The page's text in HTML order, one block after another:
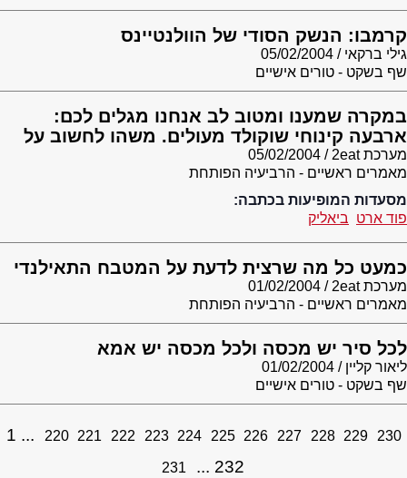
קרמבו: הנשק הסודי של הוולנטיינס
גילי ברקאי
05/02/2004
שף בשקט - טורים אישיים
במקרה שמענו ומטוב לב אנחנו מגלים לכם:
ארבעה קינוחי שוקולד מעולים. משהו לחשוב על
מערכת 2eat
05/02/2004
מאמרים ראשיים - הרביעיה הפותחת
מסעדות המופיעות בכתבה:
פוד ארט ביאליק
כמעט כל מה שרצית לדעת על המטבח התאילנדי
מערכת 2eat
01/02/2004
מאמרים ראשיים - הרביעיה הפותחת
לכל סיר יש מכסה ולכל מכסה יש אמא
ליאור קליין
01/02/2004
שף בשקט - טורים אישיים
1 220 221 222 223 224 225 226 227 228 229 230
231 232